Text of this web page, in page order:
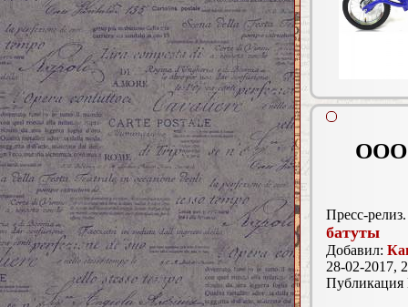
ООО
Пресс-релиз.
батуты
Добавил:
28-02-2017,